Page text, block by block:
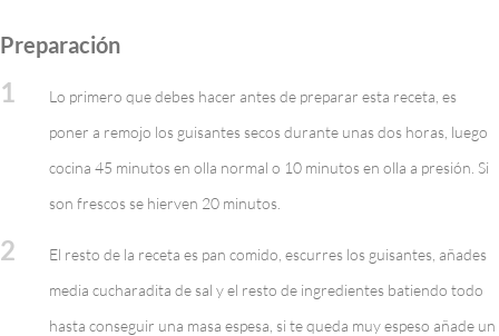
Preparación
1
Lo primero que debes hacer antes de preparar esta receta, es
poner a remojo los guisantes secos durante unas dos horas, luego
cocina 45 minutos en olla normal o 10 minutos en olla a presión. Si
son frescos se hierven 20 minutos.
2
El resto de la receta es pan comido, escurres los guisantes, añades
media cucharadita de sal y el resto de ingredientes batiendo todo
hasta conseguir una masa espesa, si te queda muy espeso añade un